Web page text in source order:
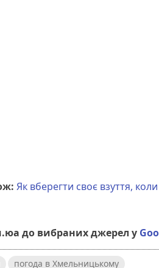
Як вберегти своє взуття,
до вибраних джерел у
погода в Хмельницькому